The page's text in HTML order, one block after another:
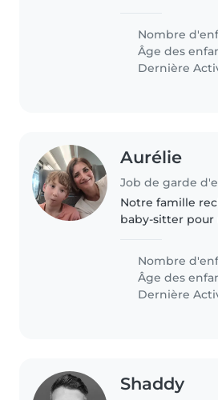
petit est
amusant, et
personne qui
Nombre
Âge des
Dernière
Aurélie
Notre famille
baby-sitter pour
plein d'énergie.
une personne
notre domicile.
Nombre
Âge des
Dernière
Shaddy